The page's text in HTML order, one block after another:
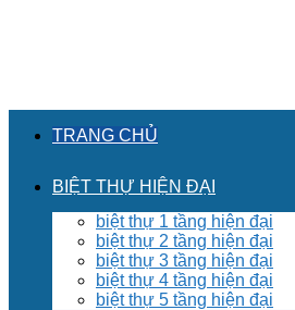
TRANG CHỦ
BIỆT THỰ HIỆN ĐẠI
biệt thự 1 tầng hiện đại
biệt thự 2 tầng hiện đại
biệt thự 3 tầng hiện đại
biệt thự 4 tầng hiện đại
biệt thự 5 tầng hiện đại